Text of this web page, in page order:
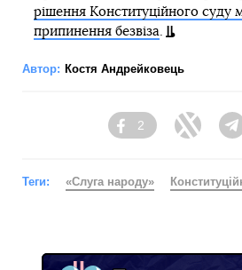
рішення Конституційного суду
припинення безвіза
Автор: Костя Андрейковець
Facebook
2
Twitter
Теги: «Слуга народу»